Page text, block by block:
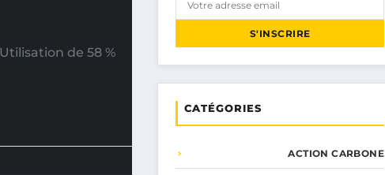
de 58 %
S'INSCRIRE
CATÉGORIES
ACTION CARBONE